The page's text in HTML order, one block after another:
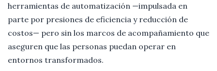
herramientas de automatización —impulsada en
parte por presiones de eficiencia y reducción de
costos— pero sin los marcos de acompañamiento que
aseguren que las personas puedan operar en
entornos transformados.